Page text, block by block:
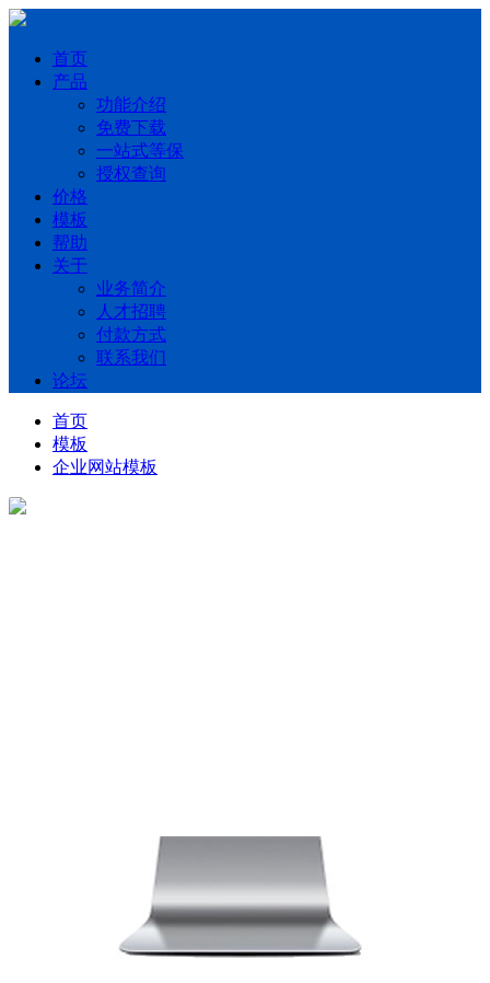
首页
产品
功能介绍
免费下载
一站式等保
授权查询
价格
模板
帮助
关于
业务简介
人才招聘
付款方式
联系我们
论坛
首页
模板
企业网站模板